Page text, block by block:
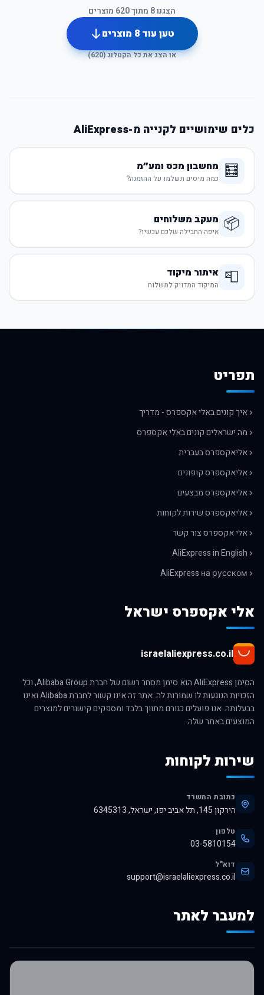
הצגנו8 מתוך620 מוצרים
טען עוד8 מוצרים
או הצג את כל הקטלוג (620
)
כלים שימושיים לקנייה מ-AliExpress
🧮 מחשבון מכס ומע״מ
כמה מיסים תשלמו על ההזמנה?
📦 מעקב משלוחים
איפה החבילה שלכם עכשיו?
📮 איתור מיקוד
המיקוד המדויק למשלוח
תפריט
איך קונים באלי אקספרס - מדריך
מה ישראלים קונים באלי אקספרס
אליאקספרס בעברית
אליאקספרס קופונים
אליאקספרס מבצעים
אליאקספרס שירות לקוחות
אלי אקספרס צור קשר
AliExpress in English
AliExpress на русском
אלי אקספרס ישראל
israelaliexpress.co.il
הסימן AliExpress הוא סימן מסחר רשום של חברת Alibaba Group, וכל
הזכויות הנוגעות לו שמורות לה. אתר זה אינו קשור לחברת Alibaba ואינו
בבעלותה. אנו פועלים כגורם מתווך בלבד ומספקים קישורים למוצרים
המוצעים באתר שלה.
שירות לקוחות
כתובת המשרד
הירקון 145, תל אביב יפו, ישראל, 6345313
טלפון
03-5810154
דוא"ל
support@israelaliexpress.co.il
למעבר לאתר
לרכישה באלי אקספרס